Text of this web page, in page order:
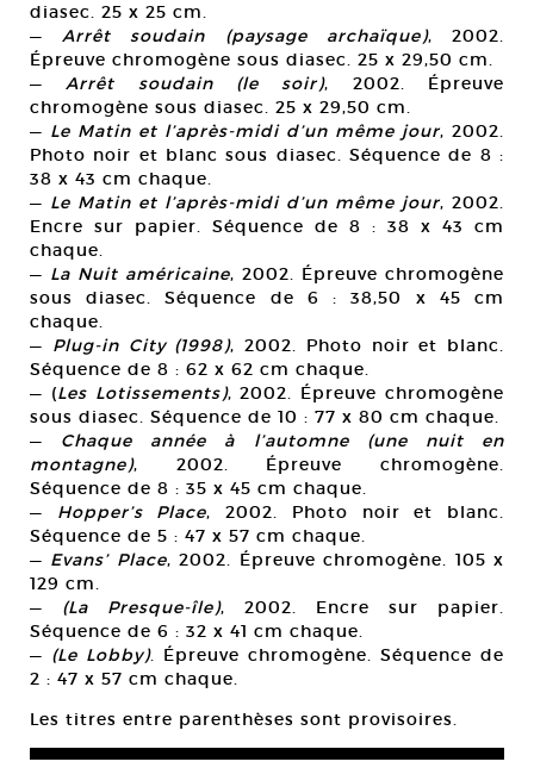
diasec. 25 x 25 cm.
—Arrêt soudain (paysage archaïque), 2002.
Épreuve chromogène sous diasec. 25 x 29,50 cm.
—Arrêt soudain (le soir), 2002. Épreuve
chromogène sous diasec. 25 x 29,50 cm.
— Le Matin et l’après-midi d’un même jour, 2002.
Photo noir et blanc sous diasec. Séquence de 8 :
38 x 43 cm chaque.
— Le Matin et l’après-midi d’un même jour, 2002.
Encre sur papier. Séquence de 8 : 38 x 43 cm
chaque.
— La Nuit américaine, 2002. Épreuve chromogène
sous diasec. Séquence de 6 : 38,50 x 45 cm
chaque.
— Plug-in City (1998), 2002. Photo noir et blanc.
Séquence de 8 : 62 x 62 cm chaque.
— (Les Lotissements), 2002. Épreuve chromogène
sous diasec. Séquence de 10 : 77 x 80 cm chaque.
— Chaque année à l’automne (une nuit en
montagne), 2002. Épreuve chromogène.
Séquence de 8 : 35 x 45 cm chaque.
— Hopper’s Place, 2002. Photo noir et blanc.
Séquence de 5 : 47 x 57 cm chaque.
— Evans’ Place, 2002. Épreuve chromogène. 105 x
129 cm.
— (La Presque-île), 2002. Encre sur papier.
Séquence de 6 : 32 x 41 cm chaque.
— (Le Lobby). Épreuve chromogène. Séquence de
2 : 47 x 57 cm chaque.
Les titres entre parenthèses sont provisoires.